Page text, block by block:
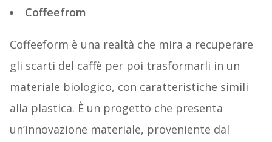
Coffeefrom
Coffeeform è una realtà che mira a recuperare
gli scarti del caffè per poi trasformarli in un
materiale biologico, con caratteristiche simili
alla plastica. È un progetto che presenta
un’innovazione materiale, proveniente dal